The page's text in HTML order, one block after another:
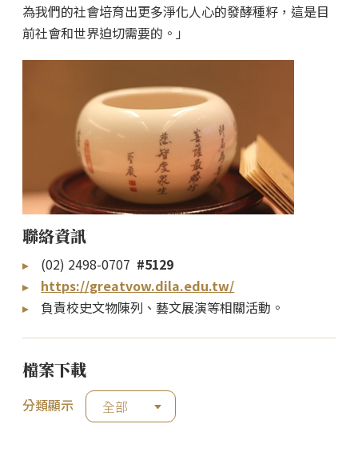
為我們的社會培育出更多淨化人心的發酵種籽，這是目
前社會和世界迫切需要的。」
聯絡資訊
(02) 2498-0707 #5129
https://greatvow.dila.edu.tw/
負責校史文物陳列、藝文展演等相關活動。
檔案下載
分類顯示 全部